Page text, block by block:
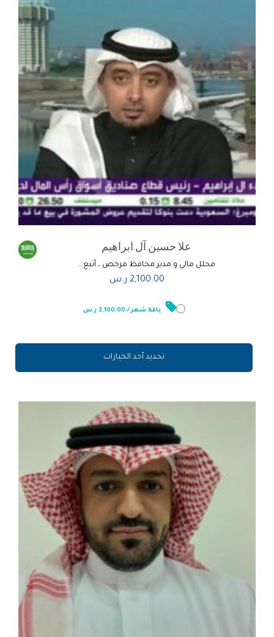
علا حسين آل ابراهيم
محلل مالي و مدير محافظ مرخص ، أتبع...
2,100.00 ر.س
باقة شهر / 2,100.00 ر.س
تحديد أحد الخيارات